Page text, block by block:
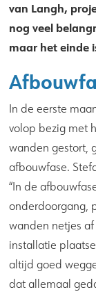
van Langh,
nog veel
maar het einde
In de eerste
volop bezig met
wanden gestort,
afbouwfase.
“In de
onderdoorgang,
wanden netjes
installatie
altijd goed
dat allemaal